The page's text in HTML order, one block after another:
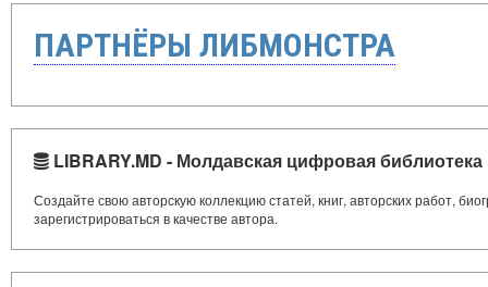
ПАРТНЁРЫ ЛИБМОНСТРА
LIBRARY.MD - Молдавская цифровая библиотека
Создайте свою авторскую коллекцию статей, книг, авторских работ,
зарегистрироваться в качестве автора.